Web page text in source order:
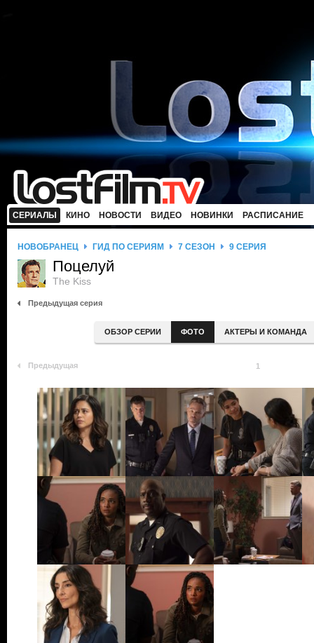
СЕРИАЛЫ КИНО НОВОСТИ ВИДЕО НОВИНКИ РАСПИСАНИЕ
НОВОБРАНЕЦ ГИД ПО СЕРИЯМ 7 СЕЗОН 9 СЕРИЯ
Поцелуй
The Kiss
Предыдущая серия
ОБЗОР СЕРИИ ФОТО АКТЕРЫ И КОМАНДА
Предыдущая 1